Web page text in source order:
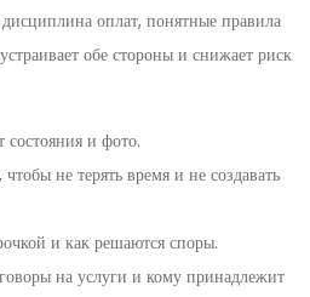
оплат, понятные правила
обе стороны и снижает риск
состояния и фото.
не терять время и не создавать
и как решаются споры.
на услуги и кому принадлежит